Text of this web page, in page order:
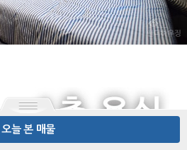
오늘 본 매물